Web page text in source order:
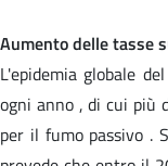
Aumento delle tasse
L'epidemia globale
ogni anno , di cui più
per il fumo passivo .